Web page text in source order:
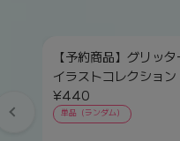
【予約商品】グリッ
イラストコレクショ
¥440
単品（ランダム）